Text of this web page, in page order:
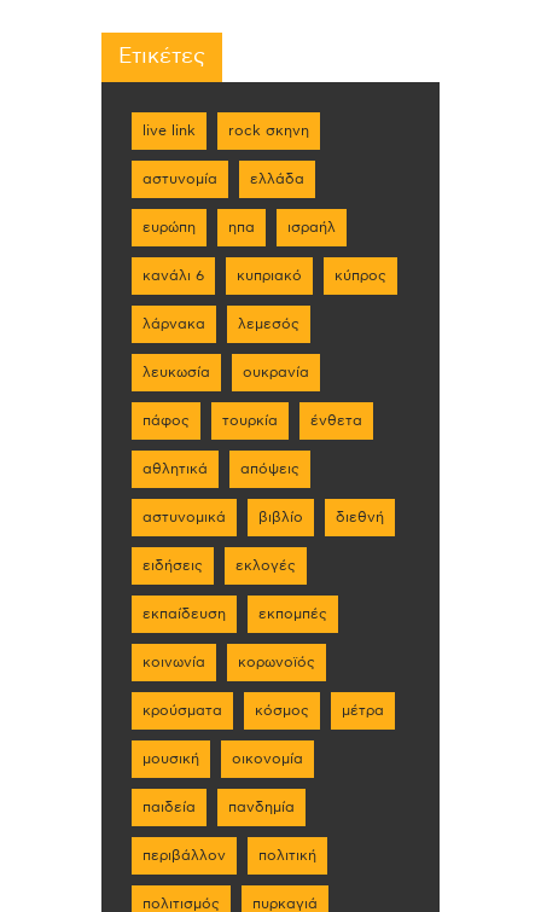
Ετικέτες
live link rock σκηνη
αστυνομία ελλάδα
ευρώπη ηπα ισραήλ
κανάλι 6 κυπριακό κύπρος
λάρνακα λεμεσός
λευκωσία ουκρανία
πάφος τουρκία ένθετα
αθλητικά απόψεις
αστυνομικά βιβλίο διεθνή
ειδήσεις εκλογές
εκπαίδευση εκπομπές
κοινωνία κορωνοϊός
κρούσματα κόσμος μέτρα
μουσική οικονομία
παιδεία πανδημία
περιβάλλον πολιτική
πολιτισμός πυρκαγιά